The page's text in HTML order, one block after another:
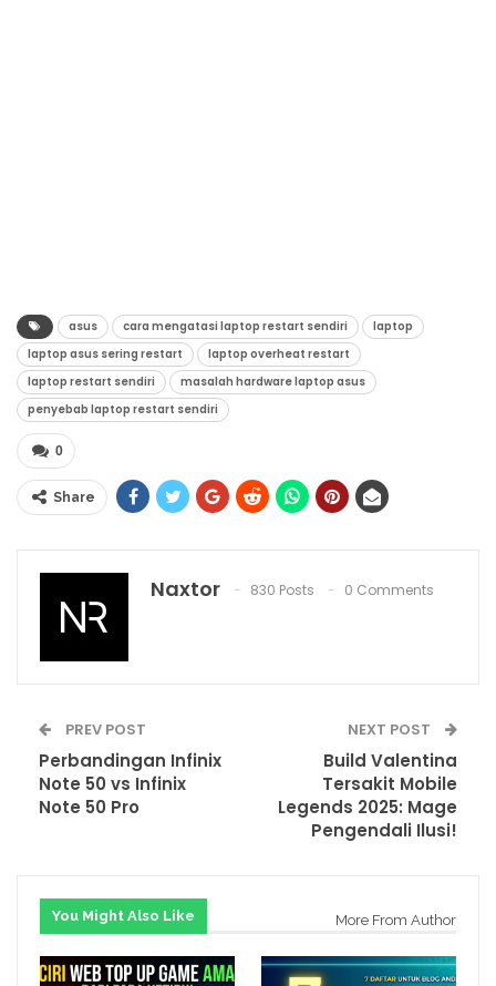
asus cara mengatasi laptop restart sendiri
laptop
laptop asus sering restart
laptop overheat restart
laptop restart sendiri
masalah hardware laptop asus
penyebab laptop restart sendiri
0
Share
Naxtor 830 Posts 0 Comments
PREV POST
Perbandingan Infinix
Note 50 vs Infinix
Note 50 Pro
NEXT POST
Build Valentina
Tersakit Mobile
Legends 2025: Mage
Pengendali Ilusi!
You Might Also Like More From Author